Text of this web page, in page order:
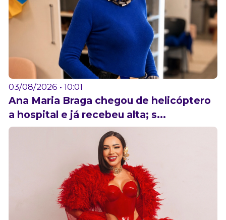
03/08/2026 • 10:01
Ana Maria Braga chegou de helicóptero
a hospital e já recebeu alta; s...